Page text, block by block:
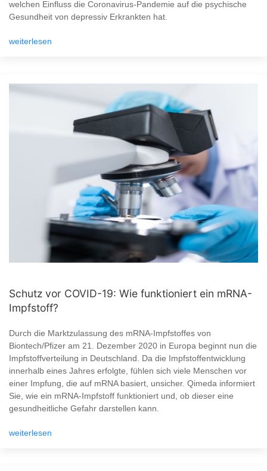
welchen Einfluss die Coronavirus-Pandemie auf die psychische
Gesundheit von depressiv Erkrankten hat.
weiterlesen
Schutz vor COVID-19: Wie funktioniert ein mRNA-
Impfstoff?
Durch die Marktzulassung des mRNA-Impfstoffes von
Biontech/Pfizer am 21. Dezember 2020 in Europa beginnt nun die
Impfstoffverteilung in Deutschland. Da die Impfstoffentwicklung
innerhalb eines Jahres erfolgte, fühlen sich viele Menschen vor
einer Impfung, die auf mRNA basiert, unsicher. Qimeda informiert
Sie, wie ein mRNA-Impfstoff funktioniert und, ob dieser eine
gesundheitliche Gefahr darstellen kann.
weiterlesen